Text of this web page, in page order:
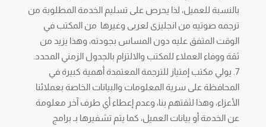
بالنسبة للعميل، لذا يحرص على تسليم الخدمة المطلوبة من
ترجمه صوتيه من انجليزى لعربى وغيرها من المكتب في
الوقت المتفق عليه دون المساس بجودته، وهذا يزيد من
ثقة ووفاء العملاء للمكتب والالتزام بالجدول الزمني المحدد.
يولي مكتب إمتياز للترجمة المعتمدة أهمية كبيرة في
المحافظة على سرية المعلومات والبيانات الخاصة بعملائنا
الأعزاء، وهذا لثقتهم بنا، وعدم إعطاء أي طرف آخر معلومة
عن الخدمة أو بيانات العميل، كما يتم تشفيرها بـ برامج